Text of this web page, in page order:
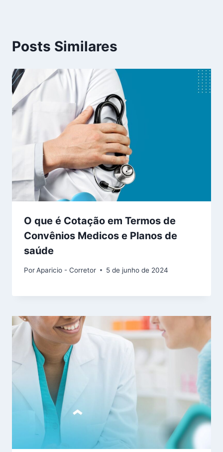
Posts Similares
O que é Cotação em Termos de
Convênios Medicos e Planos de
saúde
PorAparicio - Corretor 5 de junho de 2024